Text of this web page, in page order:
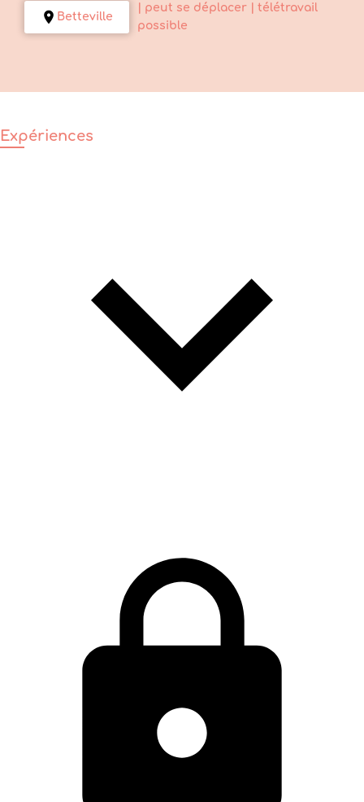
Betteville
| peut se déplacer | télétravail
possible
Expériences